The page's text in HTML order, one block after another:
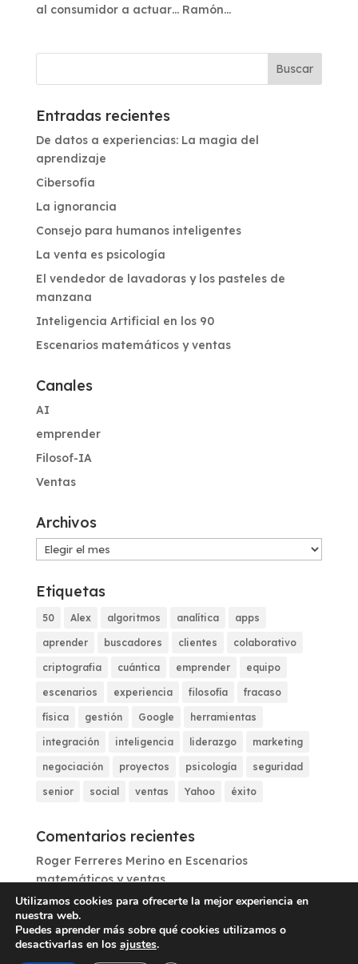
al consumidor a actuar… Ramón...
Entradas recientes
De datos a experiencias: La magia del
aprendizaje
Cibersofía
La ignorancia
Consejo para humanos inteligentes
La venta es psicología
El vendedor de lavadoras y los pasteles de
manzana
Inteligencia Artificial en los 90
Escenarios matemáticos y ventas
Canales
AI
emprender
Filosof-IA
Ventas
Archivos
Archivos
Etiquetas
50 Alex algoritmos analítica apps
aprender buscadores clientes colaborativo
criptografia cuántica emprender equipo
escenarios experiencia filosofía fracaso
física gestión Google herramientas
integración inteligencia liderazgo marketing
negociación proyectos psicología seguridad
senior social ventas Yahoo éxito
Comentarios recientes
Roger Ferreres Merinoen Escenarios
matemáticos y ventas
ESPAIWEB, S.L. |Telf. 933 80 15 39
Utilizamos cookies para ofrecerte la mejor experiencia en
nuestra web.
Puedes aprender más sobre qué cookies utilizamos o
desactivarlas en los ajustes.